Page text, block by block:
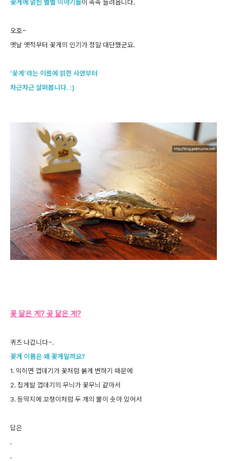
꽃게에 얽힌 별별 이야기들이 속속 들려옵니다.
오호~
옛날 옛적부터 꽃게의 인기가 정말 대단했군요.
‘꽃게’라는 이름에 얽힌 사연부터
차근차근 살펴봅니다. :)
꽃 닮은 게? 곶 닮은 게?
퀴즈 나갑니다~.
꽃게 이름은 왜 꽃게일까요?
1. 익히면 껍데기가 꽃처럼 붉게 변하기 때문에
2. 집게발 껍데기의 무늬가 꽃무늬 같아서
3. 등딱지에 꼬챙이처럼 두 개의 뿔이 솟아 있어서
답은
.
.